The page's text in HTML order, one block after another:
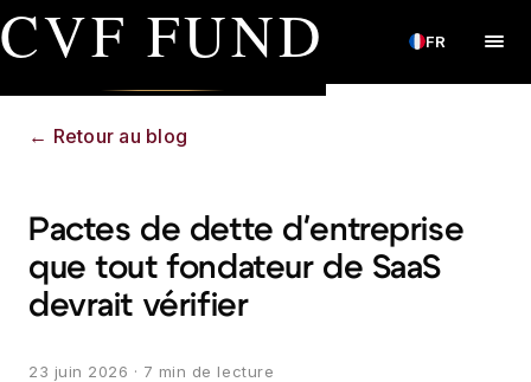
CVF FUND FR
← Retour au blog
Pactes de dette d'entreprise
que tout fondateur de SaaS
devrait vérifier
23 juin 2026 · 7 min de lecture